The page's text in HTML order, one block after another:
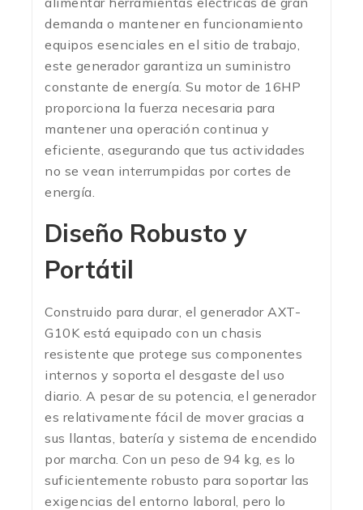
demanda o mantener en funcionamiento
equipos esenciales en el sitio de trabajo,
este generador garantiza un suministro
constante de energía. Su motor de 16HP
proporciona la fuerza necesaria para
mantener una operación continua y
eficiente, asegurando que tus actividades
no se vean interrumpidas por cortes de
energía.
Diseño Robusto y
Portátil
Construido para durar, el generador AXT-
G10K está equipado con un chasis
resistente que protege sus componentes
internos y soporta el desgaste del uso
diario. A pesar de su potencia, el generador
es relativamente fácil de mover gracias a
sus llantas, batería y sistema de encendido
por marcha. Con un peso de 94 kg, es lo
suficientemente robusto para soportar las
exigencias del entorno laboral, pero lo